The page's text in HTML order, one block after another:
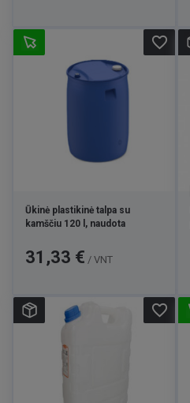
Ūkinė plastikinė talpa su
kamščiu 120 l, naudota
Kaina
31,33 € / VNT
favorite_border
favorite_border